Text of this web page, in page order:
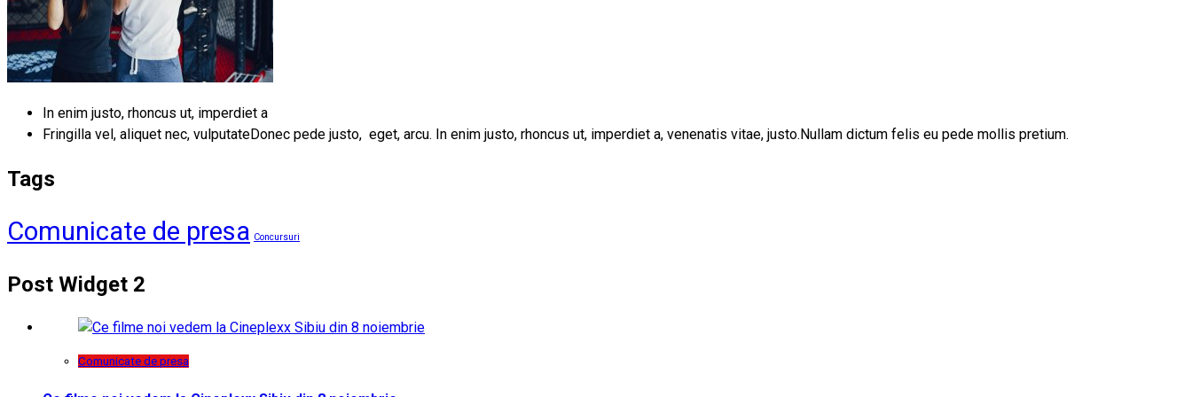
In enim justo, rhoncus ut, imperdiet a
Fringilla vel, aliquet nec, vulputateDonec pede justo, eget, arcu. In enim justo, rhoncus ut, imperdiet a, venenatis vitae, justo.Nullam dictum felis eu pede mollis pretium.
Tags
Comunicate de presa Concursuri
Post Widget 2
Comunicate de presa